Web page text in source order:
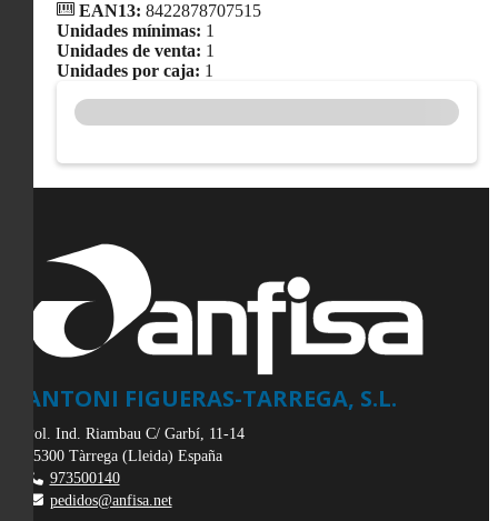
EAN13: 8422878707515
Unidades mínimas: 1
Unidades de venta: 1
Unidades por caja: 1
ANTONI FIGUERAS-TARREGA, S.L.
Pol. Ind. Riambau C/ Garbí, 11-14
25300 Tàrrega (Lleida) España
973500140
pedidos@anfisa.net